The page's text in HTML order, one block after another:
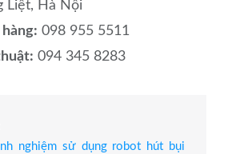
Liệt, Hà Nội
098 955 5511
094 345 8283
nghiệm sử dụng robot hút bụi